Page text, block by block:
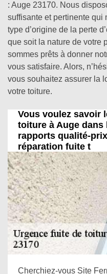
: Auge 23170. Nous
suffisante et pertinente qui
type d’origine de la perte
que soit la nature de votre
sommes prêts à donner
vous satisfaire. Alors,
vous souhaitez assurer la
votre toiture.
Vous voulez savoir
toiture à Auge dans
rapports qualité-
réparation fuite t
Cherchiez-vous Site